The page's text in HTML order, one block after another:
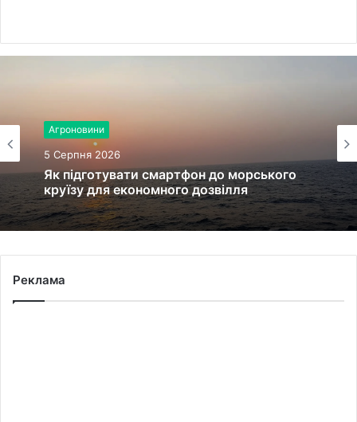
Агроновини
5 Серпня 2026
Як підготувати смартфон до морського
Право, кримінал
5 Серпня 2026
У Львові затримали підозрюваного у
грабежі магазину на вулиці Городоцькій
Реклама